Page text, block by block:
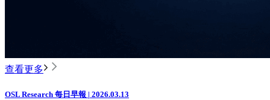
查看更多
OSL Research 每日早報 | 2026.03.13